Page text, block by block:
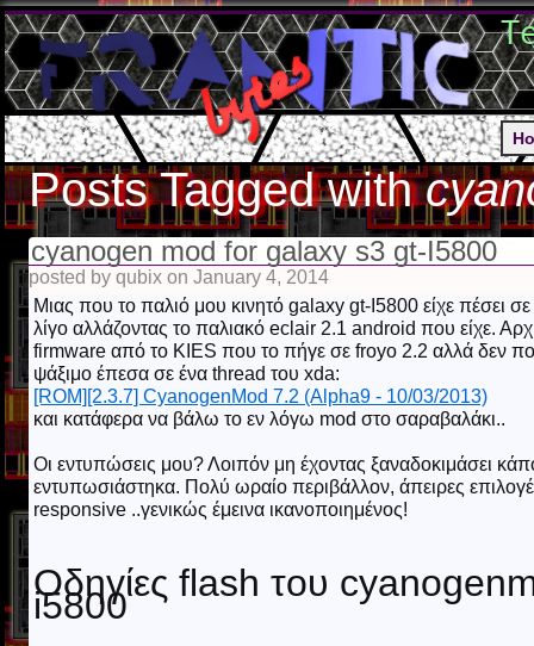
Posts Tagged with
cyanogen mod for galaxy s3 gt-I5800
posted by qubix on January 4, 2014
Μιας που το παλιό μου κινητό galaxy gt-I5800 είχε πέσει
λίγο αλλάζοντας το παλιακό eclair 2.1 android που είχε.
firmware από το KIES που το πήγε σε froyo 2.2 αλλά δεν
ψάξιμο έπεσα σε ένα thread του xda:
[ROM][2.3.7] CyanogenMod 7.2 (Alpha9 - 10/03/2013)
και κατάφερα να βάλω το εν λόγω mod στο σαραβαλάκι..
Οι εντυπώσεις μου? Λοιπόν μη έχοντας ξαναδοκιμάσει
εντυπωσιάστηκα. Πολύ ωραίο περιβάλλον, άπειρες
responsive ..γενικώς έμεινα ικανοποιημένος!
Οδηγίες flash του
i5800